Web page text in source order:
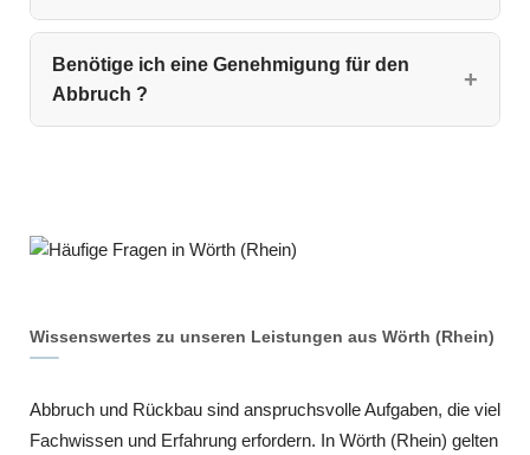
Benötige ich eine Genehmigung für den
Abbruch ?
Wissenswertes zu unseren Leistungen aus Wörth (Rhein)
Abbruch und Rückbau sind anspruchsvolle Aufgaben, die viel
Fachwissen und Erfahrung erfordern. In Wörth (Rhein) gelten